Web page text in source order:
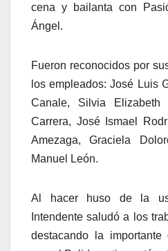
cena y bailanta con
Ángel.
Fueron reconocidos por
los empleados: José Luis
Canale, Silvia Elizabeth
Carrera, José Ismael
Amezaga, Graciela
Manuel León.
Al hacer huso de la
Intendente saludó a los
destacando la importante